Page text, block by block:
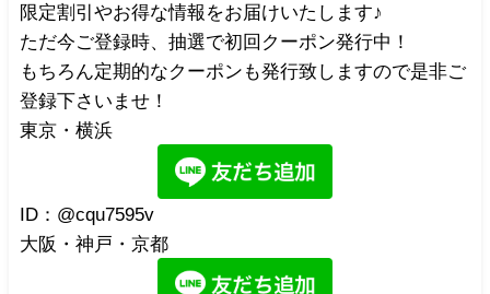
限定割引やお得な情報をお届けいたします♪
ただ今ご登録時、抽選で初回クーポン発行中！
もちろん定期的なクーポンも発行致しますので是非ご
登録下さいませ！
東京・横浜
ID：@cqu7595v
大阪・神戸・京都